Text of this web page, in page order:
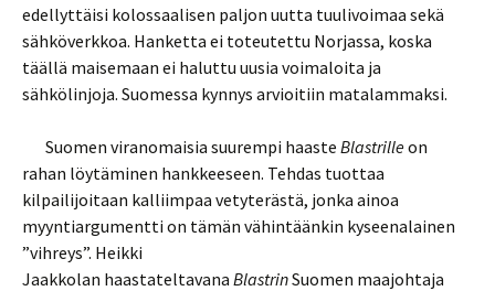
edellyttäisi kolossaalisen paljon uutta tuulivoimaa sekä
sähköverkkoa. Hanketta ei toteutettu Norjassa, koska
täällä maisemaan ei haluttu uusia voimaloita ja
sähkölinjoja. Suomessa kynnys arvioitiin matalammaksi.
Suomen viranomaisia suurempi haaste Blastrilleon
rahan löytäminen hankkeeseen. Tehdas tuottaa
kilpailijoitaan kalliimpaa vetyterästä, jonka ainoa
myyntiargumentti on tämän vähintäänkin kyseenalainen
”vihreys”. Heikki
Jaakkolan haastateltavana BlastrinSuomen maajohtaja